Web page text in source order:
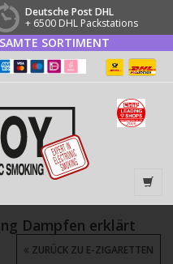
Deutsche Post DHL
+ 6500 DHL Packstations
SORTIMENT
Dampfen erklärt
ZURÜCK ZU E-ZIGARETTEN